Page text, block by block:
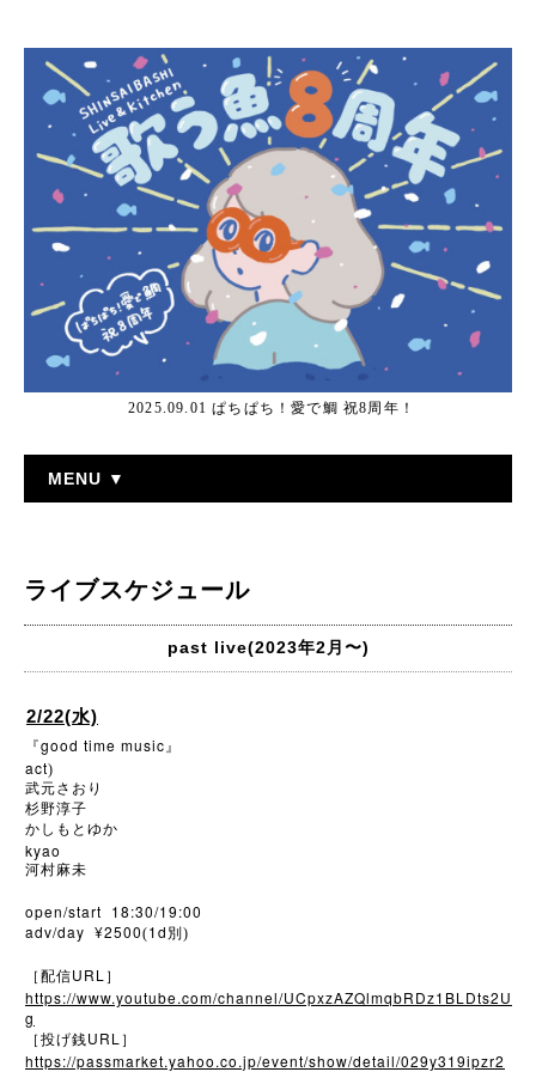
2025.09.01 ぱちぱち！愛で鯛 祝8周年！
MENU ▼
ライブスケジュール
past live(2023年2月〜)
2/22(水)
『good time music』
act)
武元さおり
杉野淳子
かしもとゆか
kyao
河村麻未
open/start 18:30/19:00
adv/day ¥2500(1d 別)
［配信URL ］
https://www.youtube.com/channel/UCpxzAZQlmqbRDz1BLDts2U
g
［投げ銭URL ］
https://passmarket.yahoo.co.jp/event/show/detail/029y319ipzr2